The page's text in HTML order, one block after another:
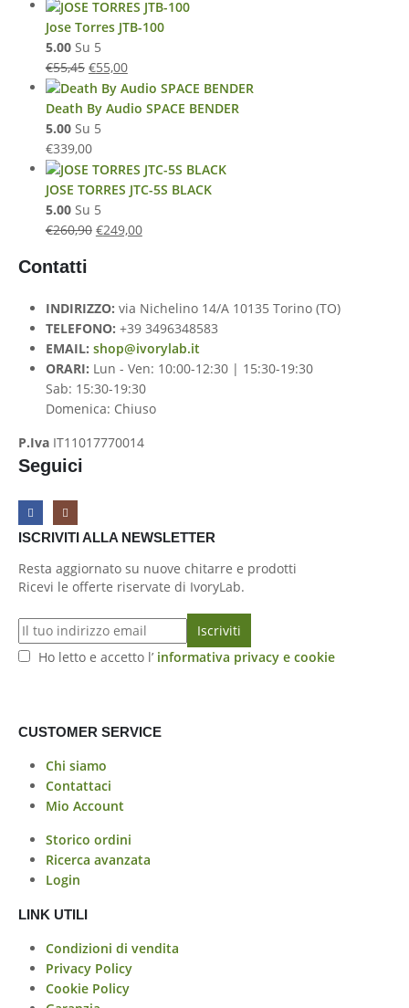
Jose Torres JTB-100
5.00Su 5
€55,45 €55,00
Death By Audio SPACE BENDER
5.00Su 5
€339,00
JOSE TORRES JTC-5S BLACK
5.00Su 5
€260,90 €249,00
Contatti
INDIRIZZO: via Nichelino 14/A 10135 Torino (TO)
TELEFONO: +39 3496348583
EMAIL: shop@ivorylab.it
ORARI: Lun - Ven: 10:00-12:30 | 15:30-19:30
Sab: 15:30-19:30
Domenica: Chiuso
P.Iva IT11017770014
Seguici
ISCRIVITI ALLA NEWSLETTER
Resta aggiornato su nuove chitarre e prodotti
Ricevi le offerte riservate di IvoryLab.
Ho letto e accetto l’ informativa privacy e cookie
CUSTOMER SERVICE
Chi siamo
Contattaci
Mio Account
Storico ordini
Ricerca avanzata
Login
LINK UTILI
Condizioni di vendita
Privacy Policy
Cookie Policy